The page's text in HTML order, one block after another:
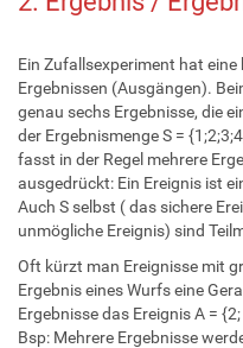
Ein Zufallsexperiment hat
Ergebnissen (Ausgängen).
genau sechs Ergebnisse, die
der Ergebnismenge S =
fasst in der Regel mehrere
ausgedrückt: Ein Ereignis ist
Auch S selbst ( das sichere
unmögliche Ereignis) sind
Oft kürzt man Ereignisse mit
Ergebnis eines Wurfs eine
Ergebnisse das Ereignis A =
Bsp: Mehrere Ergebnisse